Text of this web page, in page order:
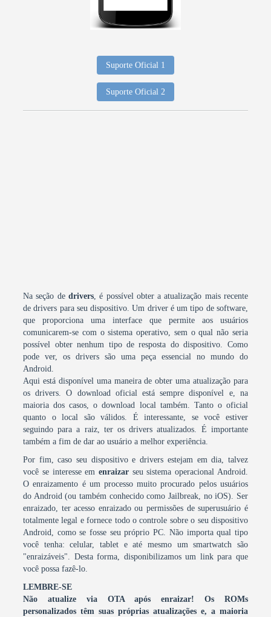
Suporte Oficial 1
Suporte Oficial 2
Na seção de drivers, é possível obter a atualização mais recente
de drivers para seu dispositivo. Um driver é um tipo de software,
que proporciona uma interface que permite aos usuários
comunicarem-se com o sistema operativo, sem o qual não seria
possível obter nenhum tipo de resposta do dispositivo. Como
pode ver, os drivers são uma peça essencial no mundo do
Android.
Aqui está disponível uma maneira de obter uma atualização para
os drivers. O download oficial está sempre disponível e, na
maioria dos casos, o download local também. Tanto o oficial
quanto o local são válidos. É interessante, se você estiver
seguindo para a raiz, ter os drivers atualizados. É importante
também a fim de dar ao usuário a melhor experiência.
Por fim, caso seu dispositivo e drivers estejam em dia, talvez
você se interesse em enraizar seu sistema operacional Android.
O enraizamento é um processo muito procurado pelos usuários
do Android (ou também conhecido como Jailbreak, no iOS). Ser
enraizado, ter acesso enraizado ou permissões de superusuário é
totalmente legal e fornece todo o controle sobre o seu dispositivo
Android, como se fosse seu próprio PC. Não importa qual tipo
você tenha: celular, tablet e até mesmo um smartwatch são
"enraizáveis". Desta forma, disponibilizamos um link para que
você possa fazê-lo.
LEMBRE-SE
Não atualize via OTA após enraizar! Os ROMs
personalizados têm suas próprias atualizações e, a maioria